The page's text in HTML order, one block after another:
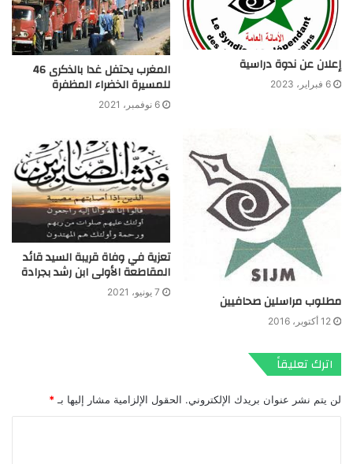
إعلان عن ندوة دراسية
6 فبراير، 2023
المغرب يحتفل غدا بالذكرى 46
للمسيرة الخضراء المظفرة
6 نوفمبر، 2021
مطلوب مراسلين صحافيين
12 أكتوبر، 2016
تعزية في وفاة قريبة السيد قائد
المقاطعة الأولى ابن رشد بجرادة
7 يونيو، 2021
اترك تعليقاً
لن يتم نشر عنوان بريدك الإلكتروني. الحقول الإلزامية مشار إليها بـ *